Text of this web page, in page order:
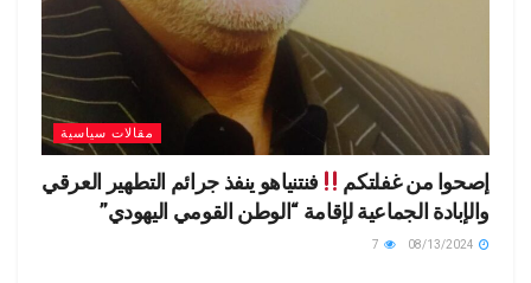
مقالات سياسية
إصحوا من غفلتكم
فنتنياهو ينفذ جرائم التطهير العرقي
والإبادة الجماعية لإقامة “الوطن القومي اليهودي”